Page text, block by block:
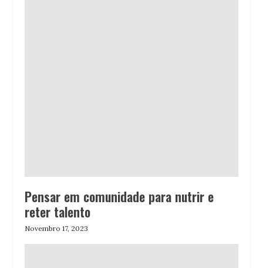
Pensar em comunidade para nutrir e
reter talento
Novembro 17, 2023